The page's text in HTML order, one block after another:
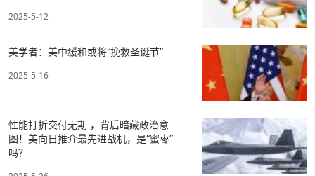
2025-5-12
美学者：美中缓和或将“挽救圣诞节”
2025-5-16
性能打折交付无期 ，背后暗藏政治意
图！美向日推介最先进战机，是“蜜枣”
吗？